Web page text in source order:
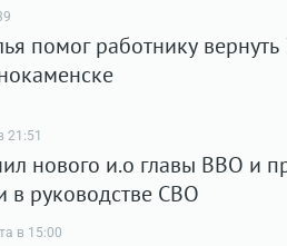
помог работнику
21:51
нового и.о главы ВВО и
в руководстве СВО
в 15:00